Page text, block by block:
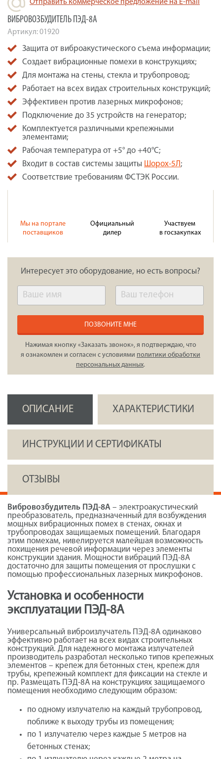
Отправить коммерческое предложение на E-mail
ВИБРОВОЗБУДИТЕЛЬ ПЭД-8А
Артикул:01920
Защита от виброакустического съема информации;
Создает вибрационные помехи в конструкциях;
Для монтажа на стены, стекла и трубопровод;
Работает на всех видах строительных конструкций;
Эффективен против лазерных микрофонов;
Подключение до 35 устройств на генератор;
Комплектуется различными крепежными
элементами;
Рабочая температура от +5° до +40°С;
Входит в состав системы защиты Шорох-5Л ;
Соответствие требованиям ФСТЭК России.
Мы на портале
поставщиков
Официальный
дилер
Участвуем
в госзакупках
Интересует это оборудование, но есть вопросы?
ПОЗВОНИТЕ МНЕ
Нажимая кнопку «Заказать звонок», я подтверждаю, что
я ознакомлен и согласен с условиями политики обработки
персональных данных.
ОПИСАНИЕ ХАРАКТЕРИСТИКИ
ИНСТРУКЦИИ И СЕРТИФИКАТЫ
ОТЗЫВЫ
Вибровозбудитель ПЭД-8А – электроакустический
преобразователь, предназначенный для возбуждения
мощных вибрационных помех в стенах, окнах и
трубопроводах защищаемых помещений. Благодаря
этим помехам, нивелируется малейшая возможность
похищения речевой информации через элементы
конструкции здания. Мощности вибраций ПЭД-8А
достаточно для защиты помещения от прослушки с
помощью профессиональных лазерных микрофонов.
Установка и особенности
эксплуатации ПЭД-8А
Универсальный виброизлучатель ПЭД-8А одинаково
эффективно работает на всех видах строительных
конструкций. Для надежного монтажа излучателей
производитель разработал несколько типов крепежных
элементов – крепеж для бетонных стен, крепеж для
трубы, крепежный комплект для фиксации на стекле и
пр. Размещать ПЭД-8А на конструкциях защищаемого
помещения необходимо следующим образом:
по одному излучателю на каждый трубопровод,
поближе к выходу трубы из помещения;
по 1 излучателю через каждые 5 метров на
бетонных стенах;